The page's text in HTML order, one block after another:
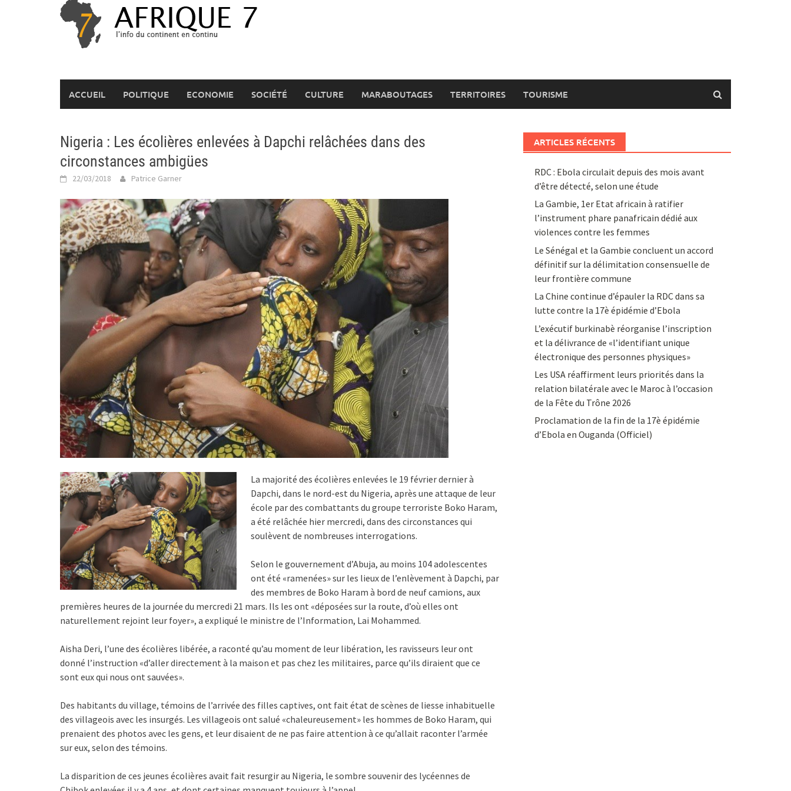
ACCUEIL POLITIQUE ECONOMIE SOCIÉTÉ CULTURE MARABOUTAGES TERRITOIRES TOURISME
Nigeria : Les écolières enlevées à Dapchi relâchées dans des
circonstances ambigües
22/03/2018 Patrice Garner
La majorité des écolières enlevées le 19 février dernier à
Dapchi, dans le nord-est du Nigeria, après une attaque de leur
école par des combattants du groupe terroriste Boko Haram,
a été relâchée hier mercredi, dans des circonstances qui
soulèvent de nombreuses interrogations.
Selon le gouvernement d’Abuja, au moins 104 adolescentes
ont été «ramenées» sur les lieux de l’enlèvement à Dapchi, par
des membres de Boko Haram à bord de neuf camions, aux
premières heures de la journée du mercredi 21 mars. Ils les ont «déposées sur la route, d’où elles ont
naturellement rejoint leur foyer», a expliqué le ministre de l’Information, Lai Mohammed.
Aisha Deri, l’une des écolières libérée, a raconté qu’au moment de leur libération, les ravisseurs leur ont
donné l’instruction «d’aller directement à la maison et pas chez les militaires, parce qu’ils diraient que ce
sont eux qui nous ont sauvées».
Des habitants du village, témoins de l’arrivée des filles captives, ont fait état de scènes de liesse inhabituelle
des villageois avec les insurgés. Les villageois ont salué «chaleureusement» les hommes de Boko Haram, qui
prenaient des photos avec les gens, et leur disaient de ne pas faire attention à ce qu’allait raconter l’armée
sur eux, selon des témoins.
La disparition de ces jeunes écolières avait fait resurgir au Nigeria, le sombre souvenir des lycéennes de
ARTICLES RÉCENTS
RDC : Ebola circulait depuis des mois avant
d’être détecté, selon une étude
La Gambie, 1er Etat africain à ratifier
l’instrument phare panafricain dédié aux
violences contre les femmes
Le Sénégal et la Gambie concluent un accord
définitif sur la délimitation consensuelle de
leur frontière commune
La Chine continue d’épauler la RDC dans sa
lutte contre la 17è épidémie d’Ebola
L’exécutif burkinabè réorganise l’inscription
et la délivrance de «l’identifiant unique
électronique des personnes physiques»
Les USA réaffirment leurs priorités dans la
relation bilatérale avec le Maroc à l’occasion
de la Fête du Trône 2026
Proclamation de la fin de la 17è épidémie
d’Ebola en Ouganda (Officiel)